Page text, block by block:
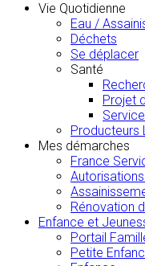
Vie Quotidienne
Eau /
Déchets
Se déplacer
Santé
Projet
Producteurs
Mes démarches
France
Rénovation
Enfance et
Portail
Petite